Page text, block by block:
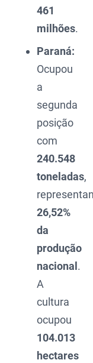
461
milhões.
Paraná:
Ocupou
a
segunda
posição
com
240.548
toneladas,
26,52%
da
produção
nacional .
A
cultura
ocupou
104.013
hectares